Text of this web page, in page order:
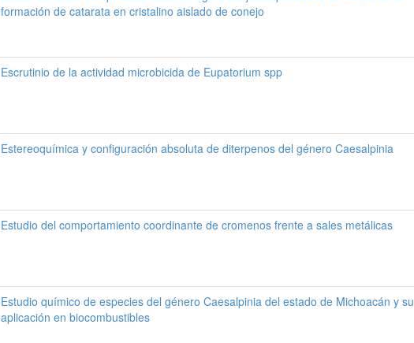
formación de catarata en cristalino aislado de conejo
Escrutinio de la actividad microbicida de Eupatorium spp
Estereoquímica y configuración absoluta de diterpenos del género Caesalpinia
Estudio del comportamiento coordinante de cromenos frente a sales metálicas
Estudio químico de especies del género Caesalpinia del estado de Michoacán y su
aplicación en biocombustibles